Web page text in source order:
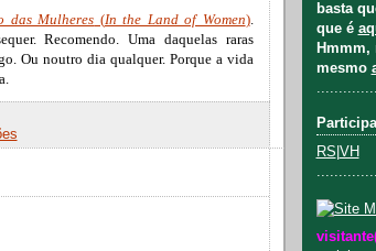
das Mulheres (In the Land of Women).
Recomendo. Uma daquelas raras
Ou noutro dia qualquer. Porque a vida
basta
que é
Hmmm,
mesmo
RS VH